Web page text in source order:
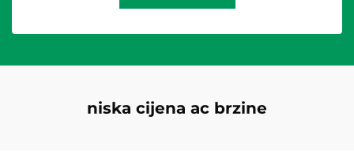
niska cijena ac brzine